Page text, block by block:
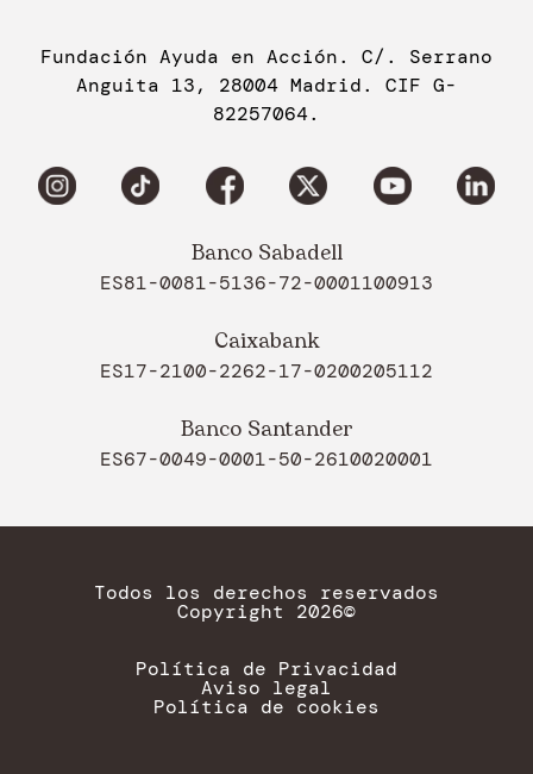
Fundación Ayuda en Acción. C/. Serrano
Anguita 13, 28004 Madrid. CIF G-
82257064.
Banco Sabadell
ES81-0081-5136-72-0001100913
Caixabank
ES17-2100-2262-17-0200205112
Banco Santander
ES67-0049-0001-50-2610020001
Todos los derechos reservados
Copyright 2026©
Política de Privacidad
Aviso legal
Política de cookies